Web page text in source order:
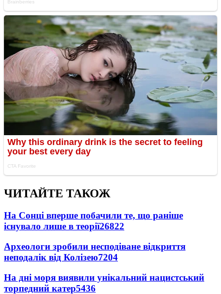
ЧИТАЙТЕ ТАКОЖ
На Сонці вперше побачили те, що раніше
існувало лише в теорії26822
Археологи зробили несподіване відкриття
неподалік від Колізею7204
На дні моря виявили унікальний нацистський
торпедний катер5436